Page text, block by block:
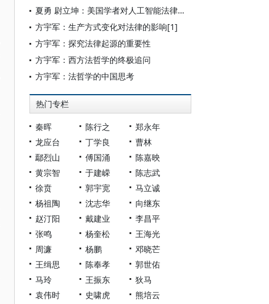
夏勇 尉立坤：美国学者对人工智能法律问题的研究
方宇军：生产方式变化对法律的影响[1]
方宇军：探究法律起源的重要性
方宇军：西方法哲学的终极追问
方宇军：法哲学的中国思考
热门专栏
秦晖 陈行之
郑永年
龙应台
丁学良
曹林
鄢烈山
傅国涌
陈嘉映
黄宗智
于建嵘
陈志武
徐贲
郭宇宽
马立诚
杨祖陶
沈志华
向继东
赵汀阳
戴建业
李昌平
张鸣
杨奎松
王海光
周濂
杨鹏
邓晓芒
王缉思
陈奉孝
郭世佑
马玲
王振东
狄马
袁伟时
史啸虎
熊培云